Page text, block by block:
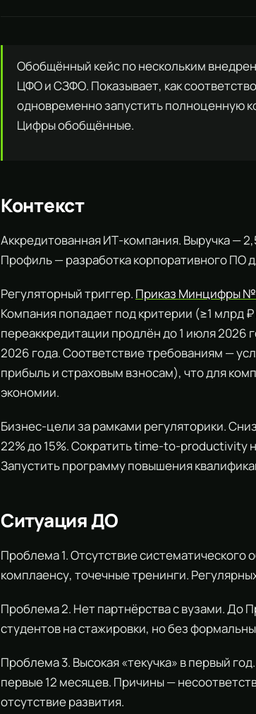
Обобщённый кейс по нескольким
ЦФО и СЗФО. Показывает, как
одновременно запустить полноценную
Цифры обобщённые.
Контекст
Аккредитованная ИТ-компания. Выручка —
Профиль — разработка корпоративного ПО
Регуляторный триггер. Приказ Минцифры
Компания попадает под критерии (≥1 млрд
переаккредитации продлён до 1 июля 2026
2026 года. Соответствие требованиям —
прибыль и страховым взносам), что для
экономии.
Бизнес-цели за рамками регуляторики.
22% до 15%. Сократить time-to-productivity
Запустить программу повышения
Ситуация ДО
Проблема 1. Отсутствие систематического
комплаенсу, точечные тренинги.
Проблема 2. Нет партнёрства с вузами. До
студентов на стажировки, но без
Проблема 3. Высокая «текучка» в первый
первые 12 месяцев. Причины —
отсутствие развития.